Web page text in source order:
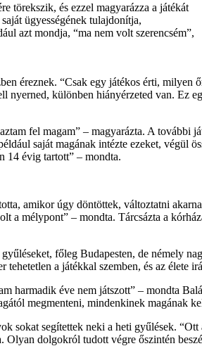
törekszik, és ezzel magyarázza a játékát
ügyességének tulajdonítja,
azt mondja, “ma nem volt szerencsém”,
éreznek. “Csak egy játékos érti,
nyerned, különben hiányérzeted van.
fel magam” – magyarázta. A
saját magának intézte ezeket, végül
14 évig tartott” – mondta.
amikor úgy döntöttek, változtatni
a mélypont” – mondta. Tárcsázta a
főleg Budapesten, de némely
a játékkal szemben, és az élete
harmadik éve nem játszott” – mondta
megmenteni, mindenkinek magának
sokat segítettek neki a heti gyűlések.
dolgokról tudott végre őszintén